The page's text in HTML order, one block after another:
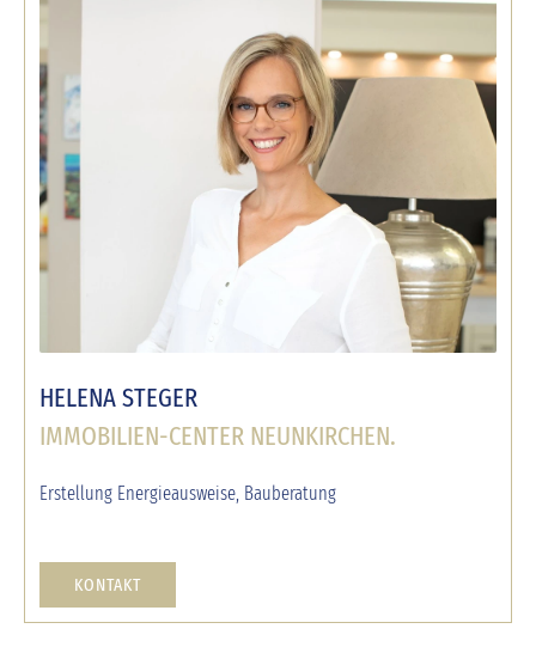
HELENA STEGER
IMMOBILIEN-CENTER NEUNKIRCHEN.
Erstellung Energieausweise, Bauberatung
KONTAKT